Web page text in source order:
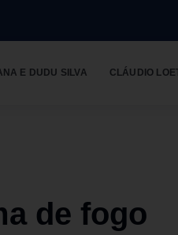
E DUDU SILVA CLÁUDIO
de fogo